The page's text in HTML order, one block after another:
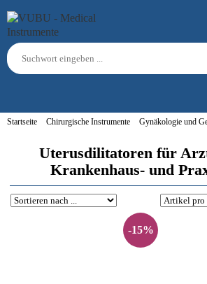
Startseite Chirurgische Instrumente Gynäkologie und
Uterusdilitatoren für
Krankenhaus- und
-15%